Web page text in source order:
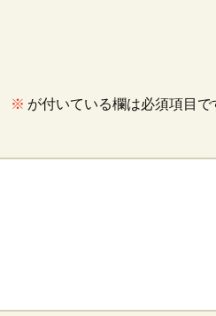
※ が付いている欄は必須項目で